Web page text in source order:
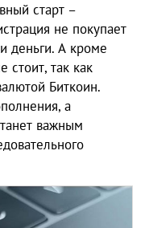
старт –
не покупает
деньги. А кроме
стоит, так как
Биткоин.
а
важным